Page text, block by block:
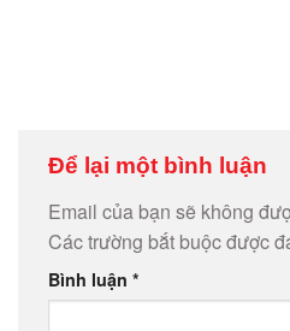
Để lại một bình luận
Email của bạn sẽ không
Các trường bắt buộc được
Bình luận *